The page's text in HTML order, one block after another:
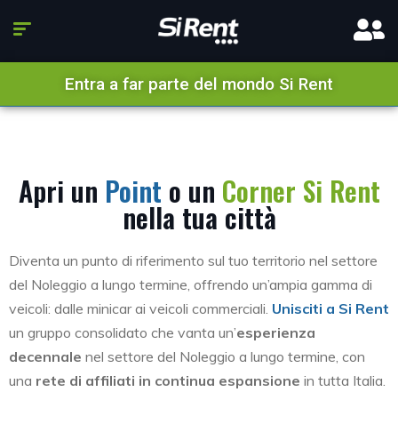
Entra a far parte del mondo Si Rent
Apri un Point o un Corner Si Rent
nella tua città
Diventa un punto di riferimento sul tuo territorio nel settore
del Noleggio a lungo termine, offrendo un’ampia gamma di
veicoli: dalle minicar ai veicoli commerciali. Unisciti a Si Rent
un gruppo consolidato che vanta un’esperienza
decennale nel settore del Noleggio a lungo termine, con
una rete di affiliati in continua espansione in tutta Italia.